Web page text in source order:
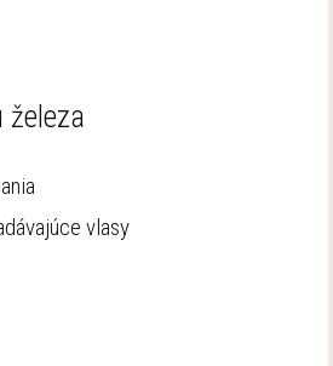
železa
vlasy